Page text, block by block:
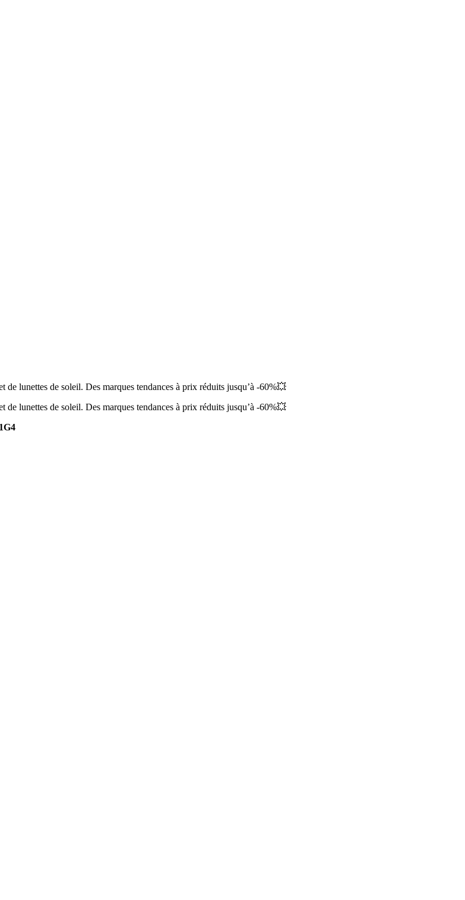
lunettes de soleil. Des marques tendances à prix réduits jusqu’à -60%💥
lunettes de soleil. Des marques tendances à prix réduits jusqu’à -60%💥